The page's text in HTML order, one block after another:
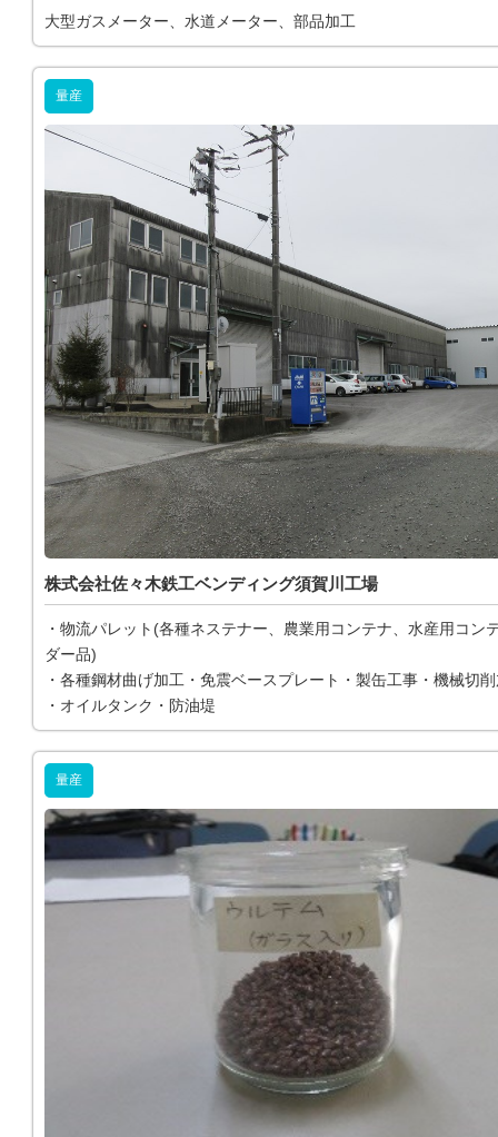
大型ガスメーター、水道メーター、部品加工
量産
株式会社佐々木鉄工ベンディング須賀川工場
・物流パレット(各種ネステナー、農業用コンテナ、水産用コン
ダー品)
・各種鋼材曲げ加工・免震ベースプレート・製缶工事・機械切
・オイルタンク・防油堤
量産